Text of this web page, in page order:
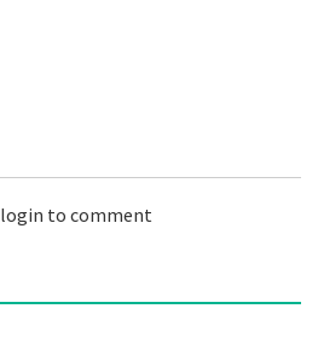
login to comment